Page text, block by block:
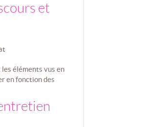
et
éléments vus en
en fonction des